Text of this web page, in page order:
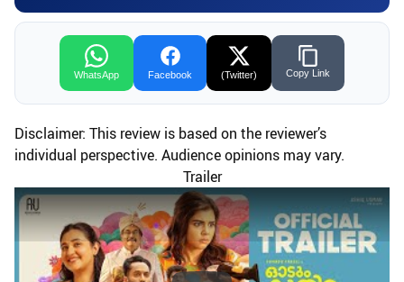
WhatsApp Facebook (Twitter) Copy Link
Disclaimer: This review is based on the reviewer’s
individual perspective. Audience opinions may vary.
Trailer